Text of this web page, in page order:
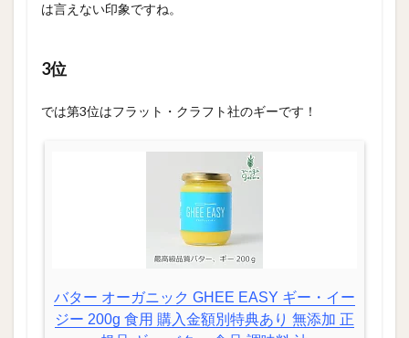
は言えない印象ですね。
3位
では第3位はフラット・クラフト社のギーです！
バター オーガニック GHEE EASY ギー・イー
ジー 200g 食用 購入金額別特典あり 無添加 正